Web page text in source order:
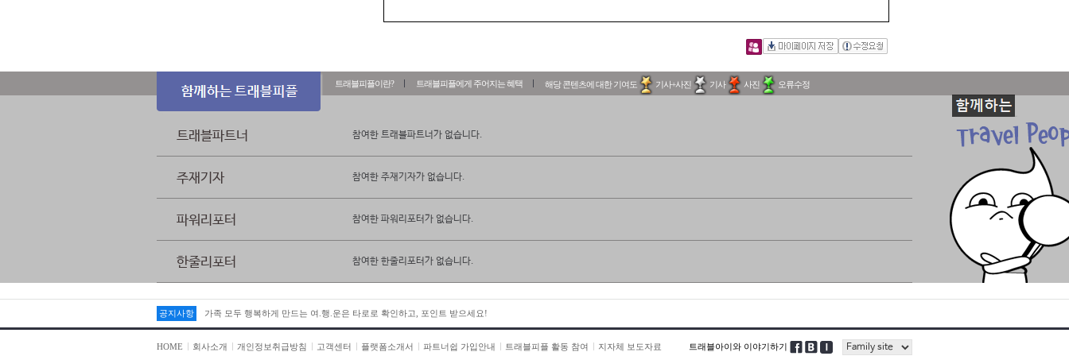
트래블피플이란? 트래블피플에게 주어지는 혜택 해당 콘텐츠에 대한 기여도 기사+사진 기사 사진 오류수정
트래블파트너 참여한 트래블파트너가 없습니다.
주재기자 참여한 주재기자가 없습니다.
파워리포터 참여한 파워리포터가 없습니다.
한줄리포터 참여한 한줄리포터가 없습니다.
공지사항 가족 모두 행복하게 만드는 여.행.운은 타로로 확인하고, 포인트 받으세요!
HOME 회사소개 개인정보취급방침 고객센터 플랫폼소개서 파트너쉽 가입안내 트래블피플 활동 참여 지자체 보도자료 트래블아이와 이야기하기